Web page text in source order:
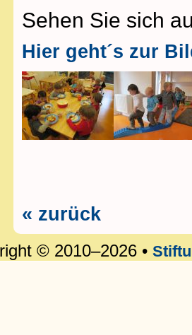
Sehen Sie sich
Hier geht´s zur
« zurück
© 2010–2026 •